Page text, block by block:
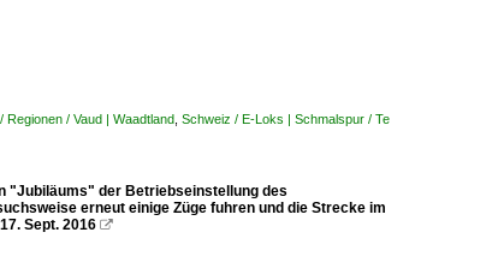
Regionen / Vaud | Waadtland Schweiz / E-Loks | Schmalspur / Te
"Jubiläums" der Betriebseinstellung des
erneut einige Züge fuhren und die Strecke im
Sept. 2016 